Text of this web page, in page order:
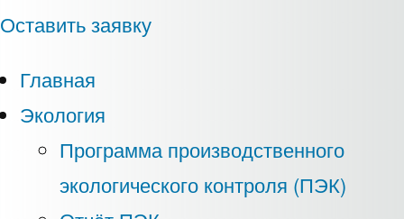
Оставить заявку
Главная
Экология
Программа производственного
экологического контроля (ПЭК)